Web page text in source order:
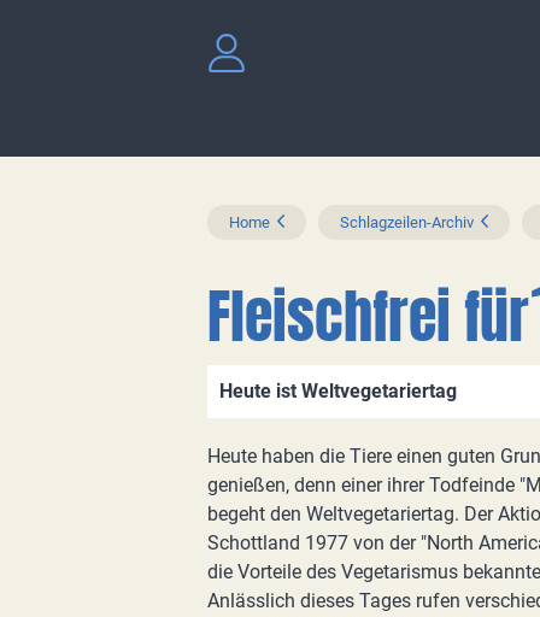
Home Schlagzeilen-Archiv
Fleischfrei
Heute ist Weltvegetariertag
Heute haben die Tiere einen guten
genießen, denn einer ihrer Todfeinde
begeht den Weltvegetariertag. Der
Schottland 1977 von der "North
die Vorteile des Vegetarismus
Anlässlich dieses Tages rufen